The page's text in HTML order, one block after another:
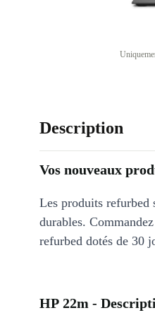
Description
Vos nouveaux
Les produits refurbed
durables.
refurbed dotés de 30
HP 22m -